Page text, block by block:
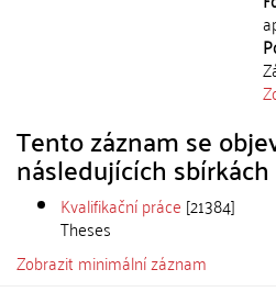
Tento záznam se
následujících sbírkách
Kvalifikační práce [21384]
Theses
Zobrazit minimální záznam